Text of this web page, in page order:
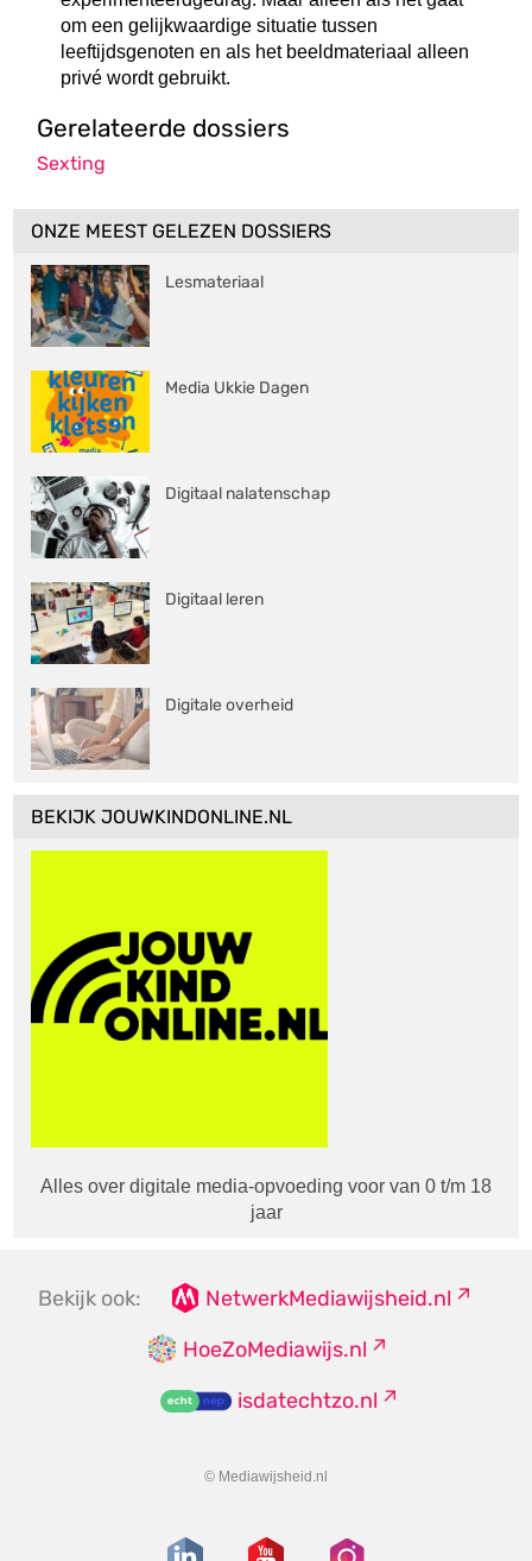
om een gelijkwaardige situatie tussen
leeftijdsgenoten en als het beeldmateriaal alleen
privé wordt gebruikt.
Gerelateerde dossiers
Sexting
ONZE MEEST GELEZEN DOSSIERS
Lesmateriaal
Media Ukkie Dagen
Digitaal nalatenschap
Digitaal leren
Digitale overheid
BEKIJK JOUWKINDONLINE.NL
Alles over digitale media-opvoeding voor van 0 t/m 18
jaar
Bekijk ook:
NetwerkMediawijsheid.nl
HoeZoMediawijs.nl
isdatechtzo.nl
© Mediawijsheid.nl